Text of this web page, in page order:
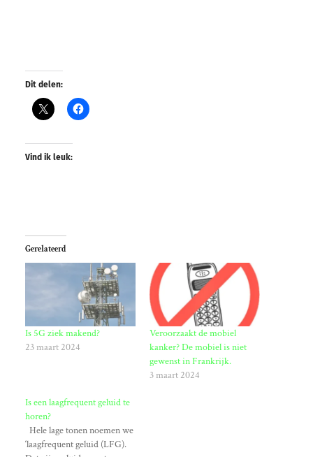
Dit delen:
Vind ik leuk:
Gerelateerd
Is 5G ziek makend?
23 maart 2024
Veroorzaakt de mobiel
kanker? De mobiel is niet
gewenst in Frankrijk.
3 maart 2024
Is een laagfrequent geluid te
horen?
Hele lage tonen noemen we
‘laagfrequent geluid (LFG).